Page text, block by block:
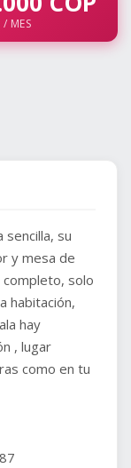
/ MES
sencilla, su
y mesa de
solo
habitación,
hay
, lugar
como en tu